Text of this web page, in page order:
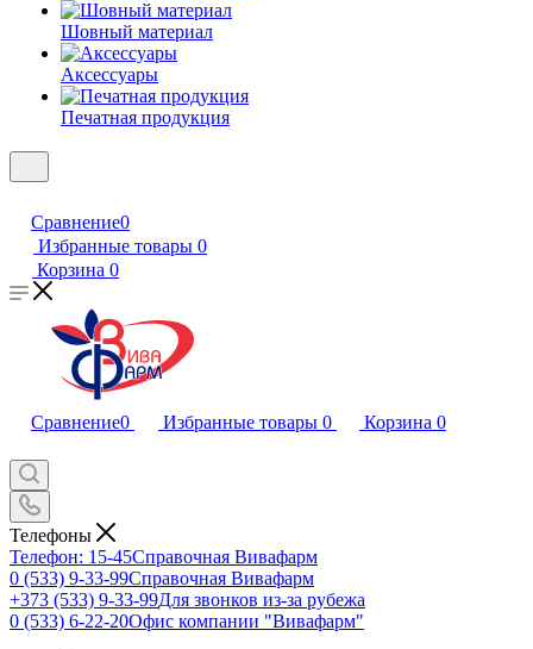
Шовный материал
Аксессуары
Печатная продукция
Сравнение0
Избранные товары 0
Корзина 0
Сравнение0 Избранные товары 0 Корзина 0
Телефоны
Телефон: 15-45Справочная Вивафарм
0 (533) 9-33-99Справочная Вивафарм
+373 (533) 9-33-99Для звонков из-за рубежа
0 (533) 6-22-20Офис компании "Вивафарм"